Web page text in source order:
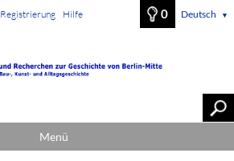
Registrierung Hilfe 0 Deutsch ▼
Menü